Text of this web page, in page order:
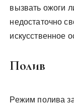
вызвать ожоги
недостаточно
искусственное
Полив
Режим полива